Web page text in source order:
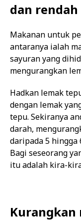
dan
Makanan untuk
antaranya ialah
sayuran yang
mengurangkan
Hadkan lemak
dengan lemak
tepu. Sekiranya
darah,
daripada 5
Bagi seseorang
itu adalah kira-
Kurangkan